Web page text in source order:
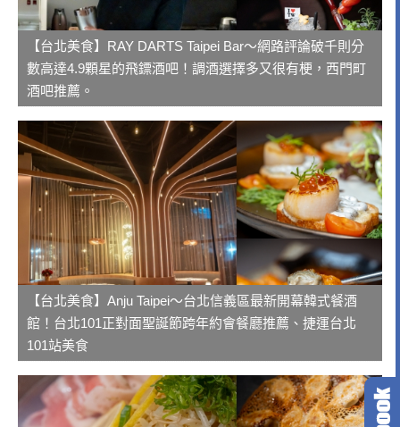
【台北美食】RAY DARTS Taipei Bar～網路評論破千則分
數高達4.9顆星的飛鏢酒吧！調酒選擇多又很有梗，西門町
酒吧推薦。
【台北美食】Anju Taipei～台北信義區最新開幕韓式餐酒
館！台北101正對面聖誕節跨年約會餐廳推薦、捷運台北
101站美食